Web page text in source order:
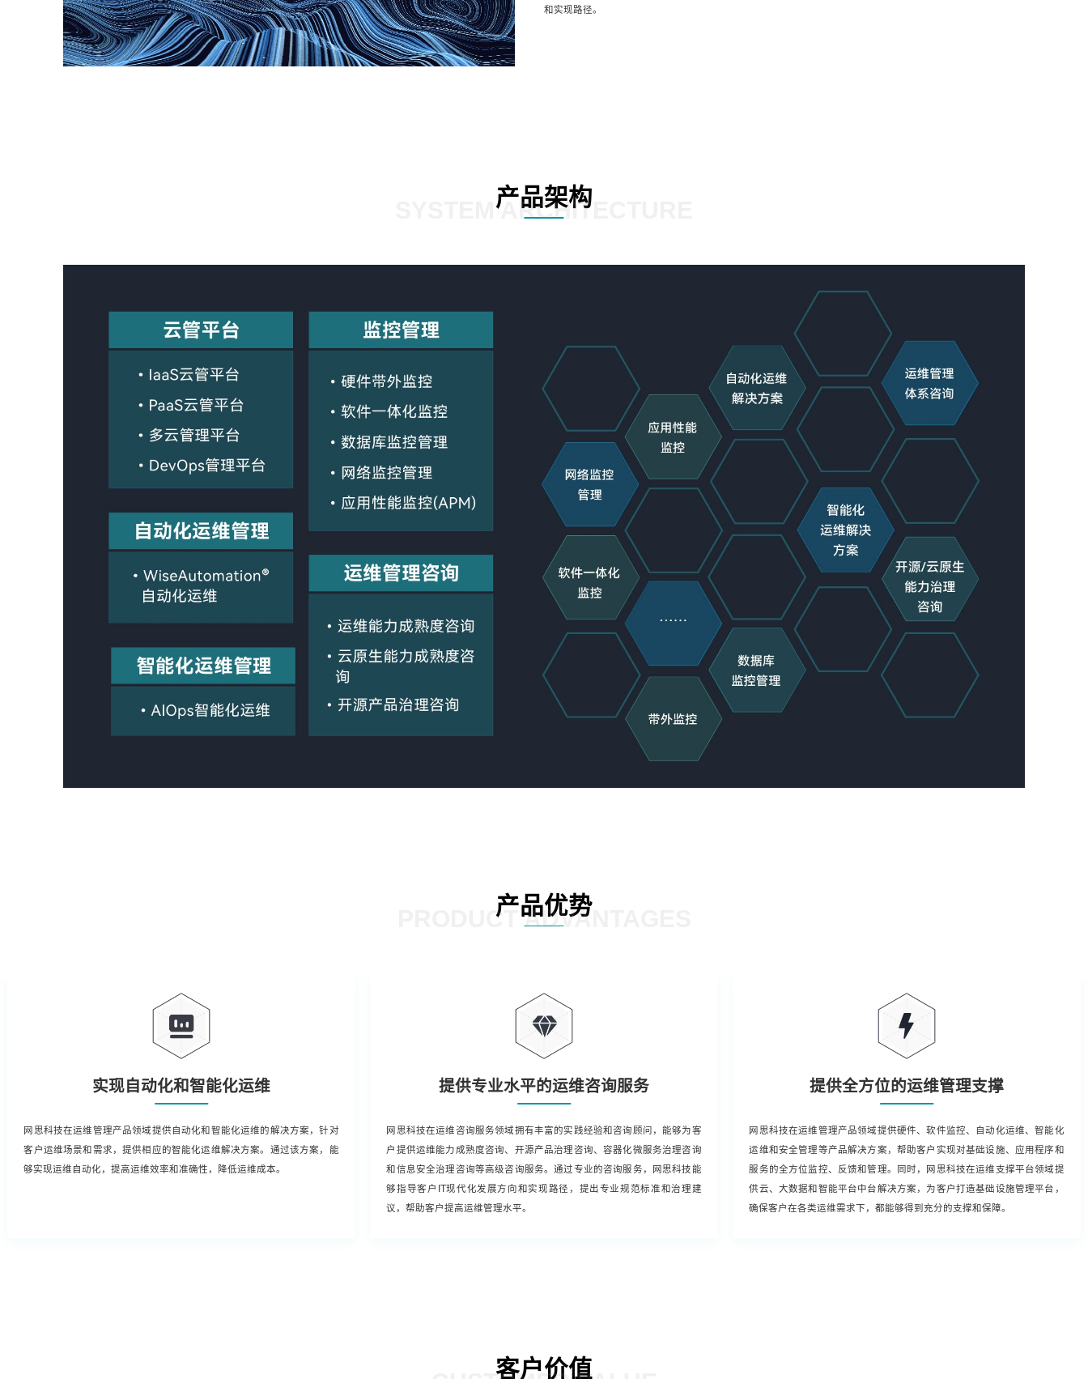
和实现路径。
产品架构
SYSTEM ARCHITECTURE
产品优势
PRODUCT ADVANTAGES
实现自动化和智能化运维
网思科技在运维管理产品领域提供自动化和智能化运维的解决方案，针对
客户运维场景和需求，提供相应的智能化运维解决方案。通过该方案，能
够实现运维自动化，提高运维效率和准确性，降低运维成本。
提供专业水平的运维咨询服务
网思科技在运维咨询服务领域拥有丰富的实践经验和咨询顾问，能够为客
户提供运维能力成熟度咨询、开源产品治理咨询、容器化微服务治理咨询
和信息安全治理咨询等高级咨询服务。通过专业的咨询服务，网思科技能
够指导客户IT现代化发展方向和实现路径，提出专业规范标准和治理建
议，帮助客户提高运维管理水平。
提供全方位的运维管理支撑
网思科技在运维管理产品领域提供硬件、软件监控、自动化运维、智能化
运维和安全管理等产品解决方案，帮助客户实现对基础设施、应用程序和
服务的全方位监控、反馈和管理。同时，网思科技在运维支撑平台领域提
供云、大数据和智能平台中台解决方案，为客户打造基础设施管理平台，
确保客户在各类运维需求下，都能够得到充分的支撑和保障。
客户价值